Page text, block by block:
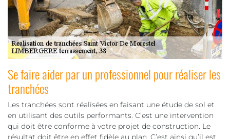
Se faire aider par un professionnel pour réaliser les
tranchées
Les tranchées sont réalisées en faisant une étude de sol et
en utilisant des outils performants. C’est une intervention
qui doit être conforme à votre projet de construction. Le
résultat doit être en effet fidèle au plan. C’est ainsi qu’il est